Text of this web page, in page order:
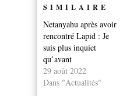
SIMILAIRE
Netanyahu après avoir
rencontré Lapid : Je
suis plus inquiet
qu’avant
29 août 2022
Dans "Actualités"